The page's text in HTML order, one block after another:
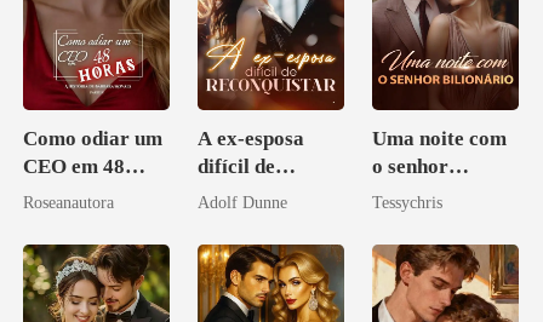
Como odiar um
CEO em 48
horas
Roseanautora
A ex-esposa
difícil de
reconquistar
Adolf Dunne
Uma noite com
o senhor
Bilionário
Tessychris